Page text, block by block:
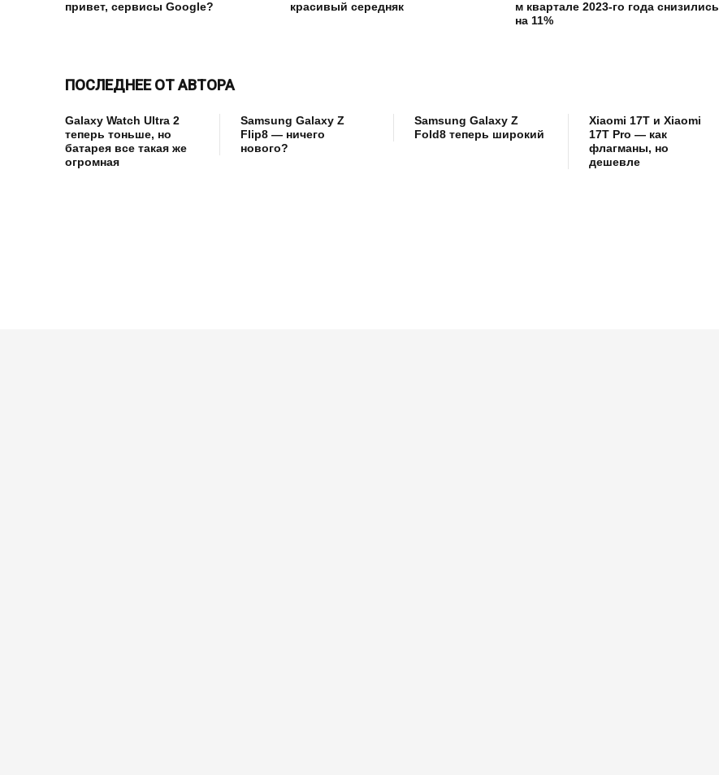
привет, сервисы Google?
красивый середняк
м квартале 2023-го года снизились
на 11%
ПОСЛЕДНЕЕ ОТ АВТОРА
Galaxy Watch Ultra 2
теперь тоньше, но
батарея все такая же
огромная
Samsung Galaxy Z
Flip8 — ничего
нового?
Samsung Galaxy Z
Fold8 теперь широкий
Xiaomi 17T и Xiaomi
17T Pro — как
флагманы, но
дешевле